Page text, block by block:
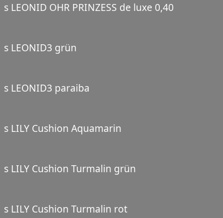
s LEONID OHR PRINZESS de luxe 0,40
s LEONID3 grün
s LEONID3 paraiba
s LILY Cushion Aquamarin
s LILY Cushion Turmalin grün
s LILY Cushion Turmalin rot